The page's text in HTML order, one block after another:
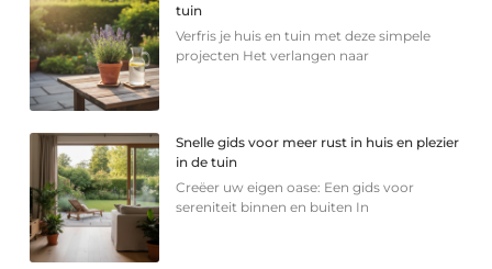
tuin
Verfris je huis en tuin met deze simpele
projecten Het verlangen naar
Snelle gids voor meer rust in huis en plezier
in de tuin
Creëer uw eigen oase: Een gids voor
sereniteit binnen en buiten In